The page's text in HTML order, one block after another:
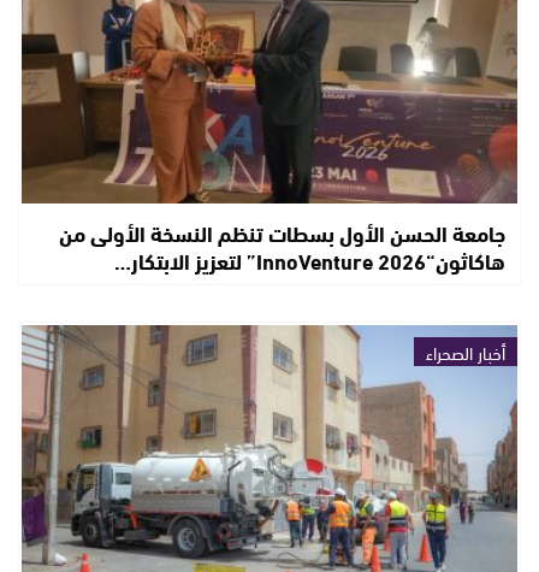
جامعة الحسن الأول بسطات تنظم النسخة الأولى من
هاكاثون“InnoVenture 2026” لتعزيز الابتكار…
أخبار الصحراء